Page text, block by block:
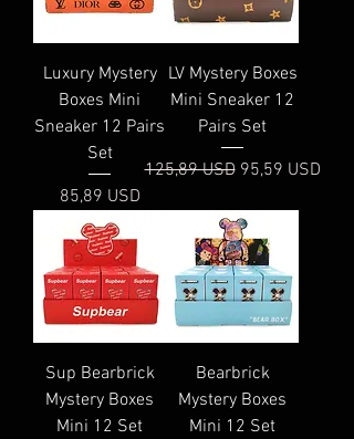
Luxury Mystery
Boxes Mini
Sneaker 12 Pairs
Set
Prezzo
85,89 USD
LV Mystery Boxes
Mini Sneaker 12
Pairs Set
Prezzo regolare
125,89 USD Prezzo scontato
95,59 USD
Sup Bearbrick
Mystery Boxes
Mini 12 Set
Bearbrick
Mystery Boxes
Mini 12 Set